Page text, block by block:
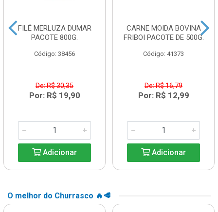
FILÉ MERLUZA DUMAR
PACOTE 800G.
Código: 38456
De: R$ 30,35
Por: R$ 19,90
Adicionar
CARNE MOIDA BOVINA
FRIBOI PACOTE DE 500G.
Código: 41373
De: R$ 16,79
Por: R$ 12,99
Adicionar
O melhor do Churrasco 🔥🥩